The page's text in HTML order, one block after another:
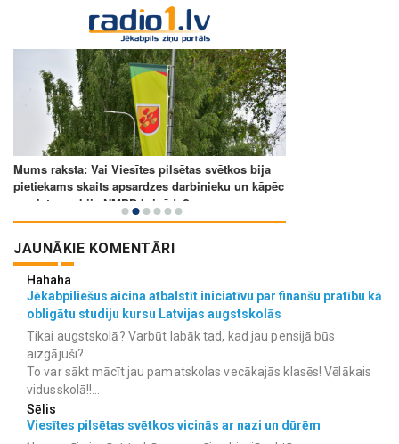
JAUNĀKIE KOMENTĀRI
Hahaha
Jēkabpiliešus aicina atbalstīt iniciatīvu par finanšu pratību kā
obligātu studiju kursu Latvijas augstskolās
Tikai augstskolā? Varbūt labāk tad, kad jau pensijā būs
aizgājuši?
To var sākt mācīt jau pamatskolas vecākajās klasēs! Vēlākais
vidusskolā!!...
Sēlis
Viesītes pilsētas svētkos vicinās ar nazi un dūrēm